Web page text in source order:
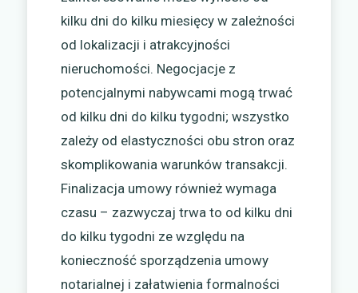
kilku dni do kilku miesięcy w zależności
od lokalizacji i atrakcyjności
nieruchomości. Negocjacje z
potencjalnymi nabywcami mogą trwać
od kilku dni do kilku tygodni; wszystko
zależy od elastyczności obu stron oraz
skomplikowania warunków transakcji.
Finalizacja umowy również wymaga
czasu – zazwyczaj trwa to od kilku dni
do kilku tygodni ze względu na
konieczność sporządzenia umowy
notarialnej i załatwienia formalności